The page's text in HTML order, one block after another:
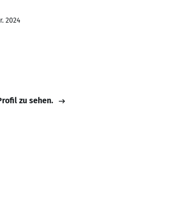
2024
zu sehen.